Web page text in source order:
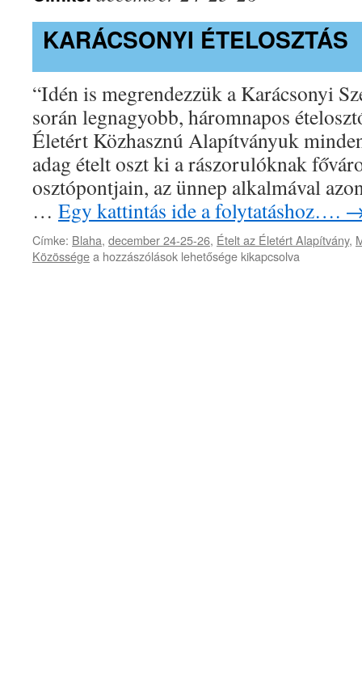
KARÁCSONYI ÉTELOSZTÁS
“Idén is megrendezzük a Karácsonyi
során legnagyobb, háromnapos
Életért Közhasznú Alapítványuk
adag ételt oszt ki a rászorulóknak
osztópontjain, az ünnep alkalmával
… Egy kattintás ide a folytatáshoz….
Címke: Blaha, december 24-25-26, Ételt az Életért Alapítvány,
KözösségeKarácsonyi
a hozzászólások lehetősége kikapcsolva